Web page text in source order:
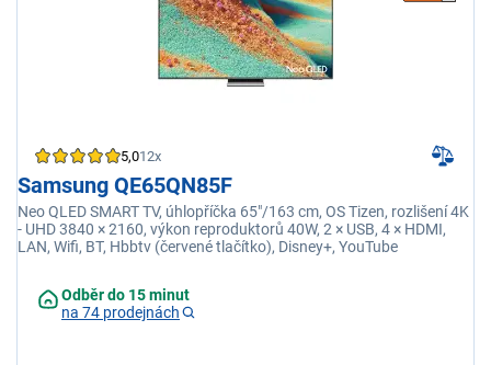
5,012x
Samsung QE65QN85F
Neo QLED SMART TV, úhlopříčka 65"/163 cm, OS Tizen, rozlišení 4K
- UHD 3840 × 2160, výkon reproduktorů 40W, 2 × USB, 4 × HDMI,
LAN, Wifi, BT, Hbbtv (červené tlačítko), Disney+, YouTube
Odběr do 15 minut
na 74 prodejnách